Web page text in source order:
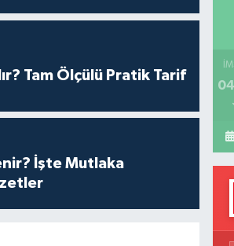
Tam Ölçülü Pratik Tarif
İşte Mutlaka